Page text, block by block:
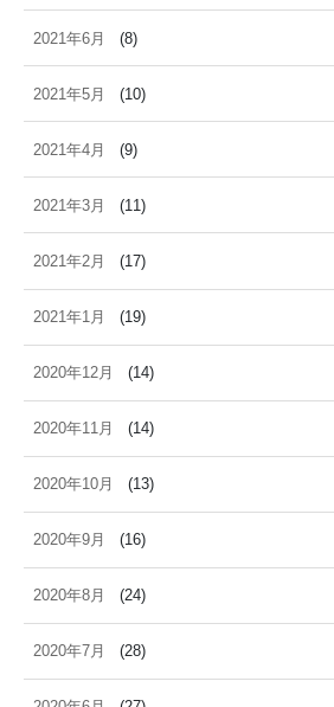
2021年6月 (8)
2021年5月 (10)
2021年4月 (9)
2021年3月 (11)
2021年2月 (17)
2021年1月 (19)
2020年12月 (14)
2020年11月 (14)
2020年10月 (13)
2020年9月 (16)
2020年8月 (24)
2020年7月 (28)